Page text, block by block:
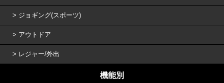
ジョギング(スポーツ)
アウトドア
レジャー/外出
機能別